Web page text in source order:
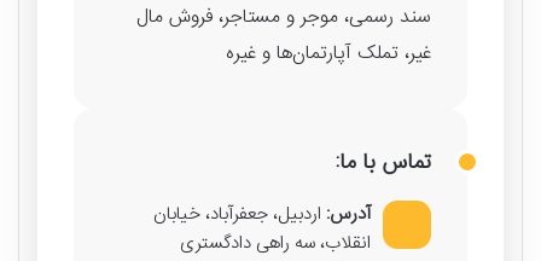
سند رسمی، موجر و مستاجر، فروش مال
غیر، تملک آپارتمان‌ها و غیره
تماس با ما:
آدرس: اردبیل، جعفرآباد، خیابان
انقلاب، سه راهی دادگستری